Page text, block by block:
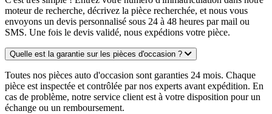
moteur de recherche, décrivez la pièce recherchée, et nous vous
envoyons un devis personnalisé sous 24 à 48 heures par mail ou
SMS. Une fois le devis validé, nous expédions votre pièce.
Quelle est la garantie sur les pièces d'occasion ?
Toutes nos pièces auto d'occasion sont garanties 24 mois. Chaque
pièce est inspectée et contrôlée par nos experts avant expédition. En
cas de problème, notre service client est à votre disposition pour un
échange ou un remboursement.